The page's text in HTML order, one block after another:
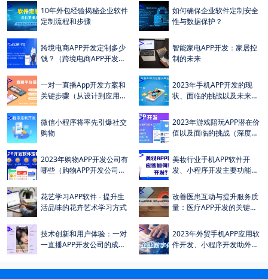
>
10年外包经验揭秘企业软件
定制流程和步骤
>
如何确保企业软件定制安全
性与数据保护？
>
跨境电商APP开发定制多少
钱？（跨境电商APP开发定
>
智能家电APP开发：家居控
制的未来
>
一对一直播App开发方案和
关键步骤（从设计到应用商
>
2023年手机APP开发的现
状、面临的挑战以及未来的
>
微信小程序将率先引爆社交
购物
>
2023年游戏陪玩APP潜在价
值以及面临的挑战（深度解
>
2023年购物APP开发公司有
哪些（购物APP开发公司排
>
美妆行业手机APP软件开
发、小程序开发主要功能介
>
花艺学习APP软件 - 提升生
活品味的花卉艺术学习方式
>
改善医患互动与提升服务质
量：医疗APP开发的关键作
>
技术创新和用户体验：一对
一直播APP开发公司的成功
>
2023年外贸手机APP应用软
件开发、小程序开发助外贸